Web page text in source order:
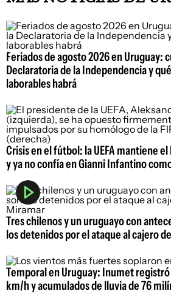
Feriados de agosto 2026 en Uruguay:
Declaratoria de la Independencia y
laborables habrá
Crisis en el fútbol: la UEFA mantiene
y ya no confía en Gianni Infantino
Tres chilenos y un uruguayo con
los detenidos por el ataque al cajero
Temporal en Uruguay: Inumet registró
km/h y acumulados de lluvia de 76